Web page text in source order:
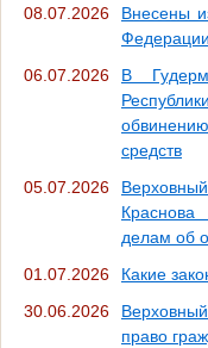
08.07.2026
Внесены
Федерации
06.07.2026
В
средств
05.07.2026
делам об
01.07.2026
Какие
30.06.2026
право